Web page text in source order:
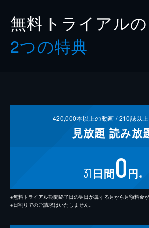
無料トライアルの
2つの特典
420,000本以上の動画 /210誌以
見放題 読み放
31 日間0円 ※
※無料トライアル期間終了日の翌日が属する月から月額料金が
※日割りでのご請求はいたしません。